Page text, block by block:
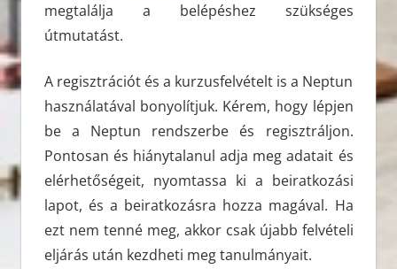
megtalálja a belépéshez szükséges
útmutatást.
A regisztrációt és a kurzusfelvételt is a Neptun
használatával bonyolítjuk. Kérem, hogy lépjen
be a Neptun rendszerbe és regisztráljon.
Pontosan és hiánytalanul adja meg adatait és
elérhetőségeit, nyomtassa ki a beiratkozási
lapot, és a beiratkozásra hozza magával. Ha
ezt nem tenné meg, akkor csak újabb felvételi
eljárás után kezdheti meg tanulmányait.